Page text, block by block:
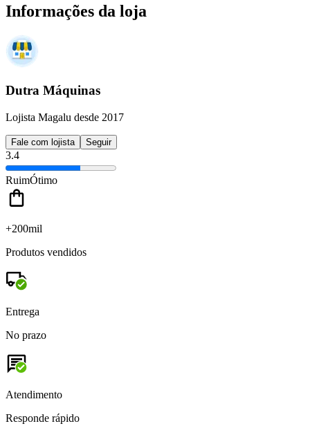
Informações da loja
Dutra Máquinas
Lojista Magalu desde 2017
Fale com lojista Seguir
3.4
RuimÓtimo
+200mil
Produtos vendidos
Entrega
No prazo
Atendimento
Responde rápido